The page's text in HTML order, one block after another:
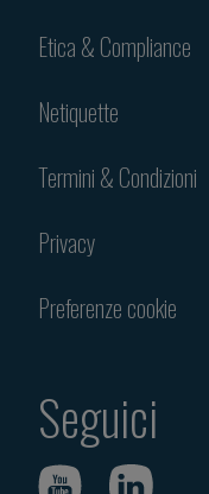
Etica & Compliance
Netiquette
Termini & Condizioni
Privacy
Preferenze cookie
Seguici